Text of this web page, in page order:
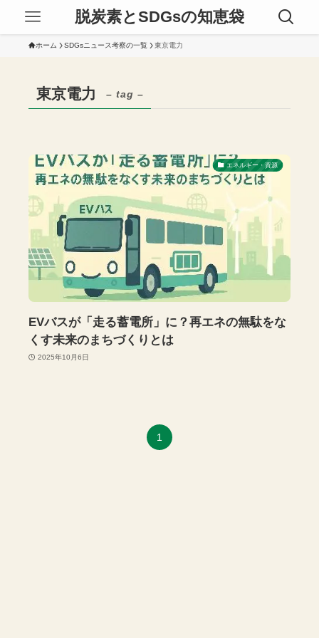
脱炭素とSDGsの知恵袋
ホーム SDGsニュース考察の一覧 東京電力
東京電力 – tag –
エネルギー・資源
EVバスが「走る蓄電所」に？再エネの無駄をな
くす未来のまちづくりとは
2025年10月6日
1